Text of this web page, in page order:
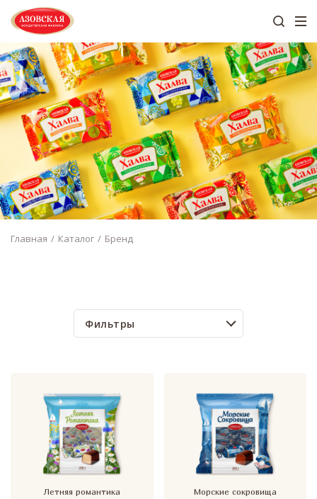
Главная Каталог Бренд
Фильтры
Летняя романтика Морские сокровища